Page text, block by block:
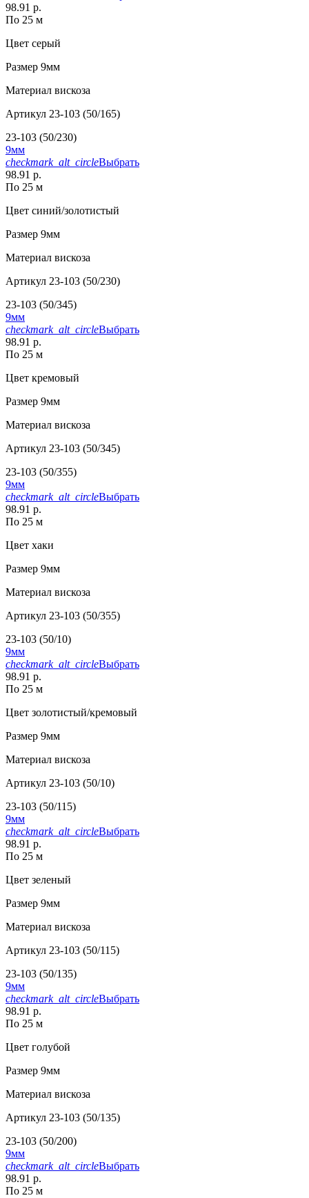
98.91 р.
По 25 м
Цвет серый
Размер 9мм
Материал вискоза
Артикул 23-103 (50/165)
23-103 (50/230)
9мм
checkmark_alt_circleВыбрать
98.91 р.
По 25 м
Цвет синий/золотистый
Размер 9мм
Материал вискоза
Артикул 23-103 (50/230)
23-103 (50/345)
9мм
checkmark_alt_circleВыбрать
98.91 р.
По 25 м
Цвет кремовый
Размер 9мм
Материал вискоза
Артикул 23-103 (50/345)
23-103 (50/355)
9мм
checkmark_alt_circleВыбрать
98.91 р.
По 25 м
Цвет хаки
Размер 9мм
Материал вискоза
Артикул 23-103 (50/355)
23-103 (50/10)
9мм
checkmark_alt_circleВыбрать
98.91 р.
По 25 м
Цвет золотистый/кремовый
Размер 9мм
Материал вискоза
Артикул 23-103 (50/10)
23-103 (50/115)
9мм
checkmark_alt_circleВыбрать
98.91 р.
По 25 м
Цвет зеленый
Размер 9мм
Материал вискоза
Артикул 23-103 (50/115)
23-103 (50/135)
9мм
checkmark_alt_circleВыбрать
98.91 р.
По 25 м
Цвет голубой
Размер 9мм
Материал вискоза
Артикул 23-103 (50/135)
23-103 (50/200)
9мм
checkmark_alt_circleВыбрать
98.91 р.
По 25 м